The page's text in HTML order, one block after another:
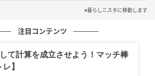
※暮らしニスタに移動します
注目コンテンツ
て計算を成立させよう！マッチ棒
】